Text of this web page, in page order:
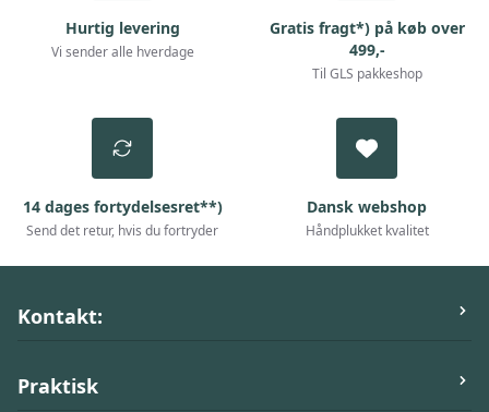
Hurtig levering
Vi sender alle hverdage
Gratis fragt*) på køb over
499,-
Til GLS pakkeshop
14 dages fortydelsesret**)
Send det retur, hvis du fortryder
Dansk webshop
Håndplukket kvalitet
Kontakt:
ActivePet.dk
Praktisk